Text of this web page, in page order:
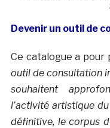
Devenir un outil de
Ce catalogue a
outil de consultation
souhaitent
l’activité artistique
définitive, le corpus